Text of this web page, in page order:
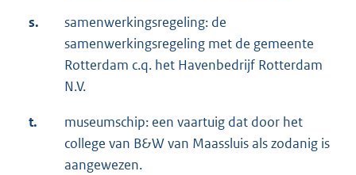
s.
samenwerkingsregeling: de
samenwerkingsregeling met de gemeente
Rotterdam c.q. het Havenbedrijf Rotterdam
N.V.
t.
museumschip: een vaartuig dat door het
college van B&W van Maassluis als zodanig is
aangewezen.